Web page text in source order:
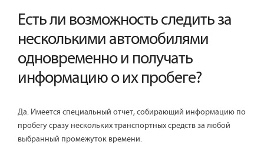
Есть ли возможность следить за
несколькими автомобилями
одновременно и получать
информацию о их пробеге?
Да. Имеется специальный отчет, собирающий информацию по
пробегу сразу нескольких транспортных средств за любой
выбранный промежуток времени.